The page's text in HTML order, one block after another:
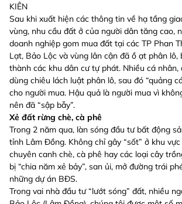
KIÊN
Sau khi xuất hiện các thông tin về hạ tầng
vùng, nhu cầu đất ở của người dân tăng cao,
doanh nghiệp gom mua đất tại các TP Phan
Lạt, Bảo Lộc và vùng lân cận đã ồ ạt phân lô,
thành các khu dân cư tự phát. Nhiều cá nhân,
dùng chiêu lách luật phân lô, sau đó “quảng
cho người mua. Hậu quả là người mua vì
nên đã “sập bẫy”.
Xẻ đất rừng chè, cà phê
Trong 2 năm qua, làn sóng đầu tư bất động
tỉnh Lâm Đồng. Không chỉ gây “sốt” ở khu
chuyên canh chè, cà phê hay các loại cây
bị “chia năm xẻ bảy”, san ủi, mở đường trái
những dự án BĐS.
Trong vai nhà đầu tư “lướt sóng” đất, nhiều